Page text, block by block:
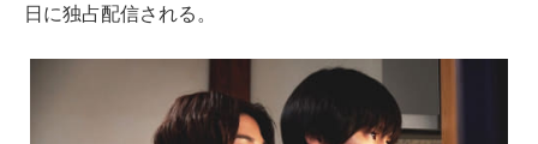
日に独占配信される。